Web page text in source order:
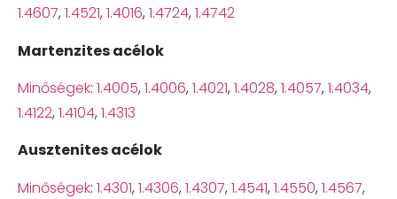
1.4607, 1.4521, 1.4016, 1.4724, 1.4742
Martenzites acélok
Minőségek: 1.4005, 1.4006, 1.4021, 1.4028, 1.4057, 1.4034,
1.4122, 1.4104, 1.4313
Ausztenites acélok
Minőségek: 1.4301, 1.4306, 1.4307, 1.4541, 1.4550, 1.4567,